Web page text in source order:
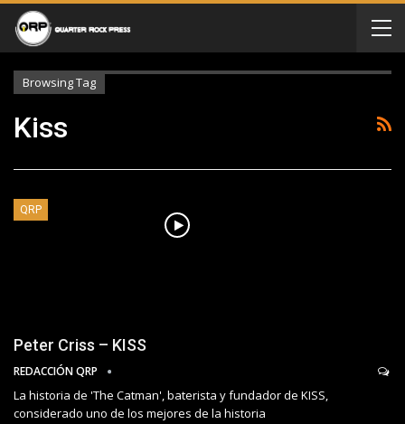
Browsing Tag
Kiss
QRP
Peter Criss – KISS
REDACCIÓN QRP
La historia de 'The Catman', baterista y fundador de KISS,
considerado uno de los mejores de la historia